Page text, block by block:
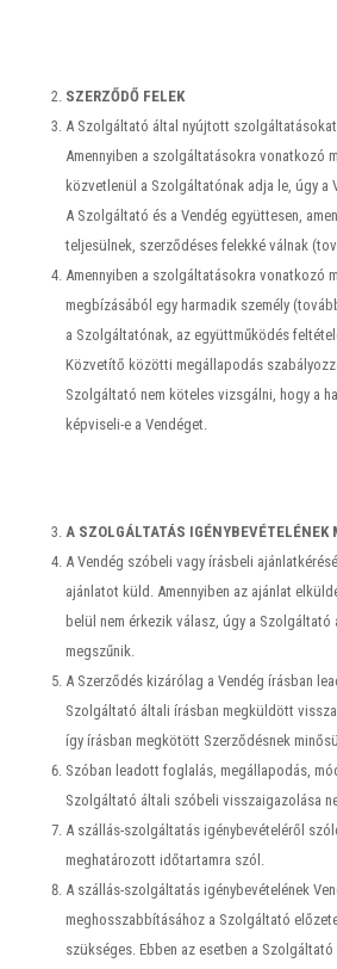
SZERZŐDŐ FELEK
A Szolgáltató által nyújtott
Amennyiben a szolgáltatásokra vonatkozó
közvetlenül a Szolgáltatónak adja le, úgy a
A Szolgáltató és a Vendég együttesen,
teljesülnek, szerződéses felekké válnak
Amennyiben a szolgáltatásokra vonatkozó
megbízásából egy harmadik személy
a Szolgáltatónak, az együttműködés
Közvetítő közötti megállapodás
Szolgáltató nem köteles vizsgálni, hogy a
képviseli-e a Vendéget.
A SZOLGÁLTATÁS IGÉNYBEVÉTELÉNEK
A Vendég szóbeli vagy írásbeli
ajánlatot küld. Amennyiben az ajánlat
belül nem érkezik válasz, úgy a
megszűnik.
A Szerződés kizárólag a Vendég írásban
Szolgáltató általi írásban megküldött
így írásban megkötött Szerződésnek
Szóban leadott foglalás, megállapodás,
Szolgáltató általi szóbeli visszaigazolása
A szállás-szolgáltatás igénybevételéről
meghatározott időtartamra szól.
A szállás-szolgáltatás igénybevételének
meghosszabbításához a Szolgáltató
szükséges. Ebben az esetben a